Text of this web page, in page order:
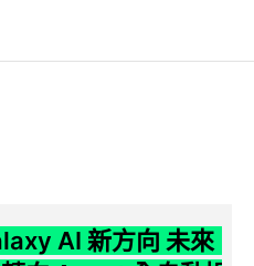
AI 新方向 未來